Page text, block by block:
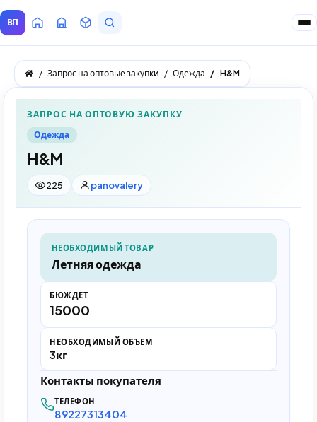
ВП ГлавнаяВсе Поставщики
ТоварыЗапросы покупателей
Запрос на оптовые закупки Одежда H&M
ЗАПРОС НА ОПТОВУЮ ЗАКУПКУ
Одежда
H&M
225 panovalery
НЕОБХОДИМЫЙ ТОВАР
Летняя одежда
БЮЖДЕТ
15000
НЕОБХОДИМЫЙ ОБЪЕМ
3кг
Контакты покупателя
ТЕЛЕФОН
89227313404